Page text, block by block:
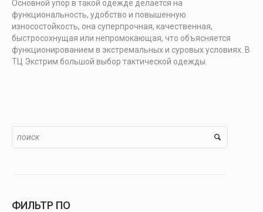
Основной упор в такой одежде делается на
функциональность, удобство и повышенную
износостойкость, она суперпрочная, качественная,
быстросохнущая или непромокающая, что объясняется
функционированием в экстремальных и суровых условиях. В
ТЦ Экстрим большой выбор тактической одежды.
ФИЛЬТР ПО